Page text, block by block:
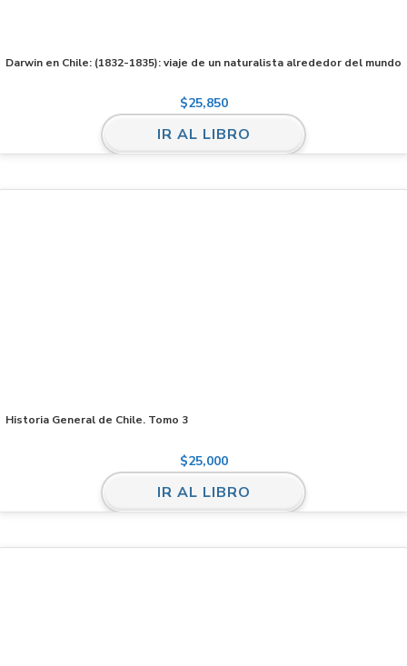
Darwin en Chile: (1832-1835): viaje de un naturalista alrededor del mundo
$25,850
IR AL LIBRO
Historia General de Chile. Tomo 3
$25,000
IR AL LIBRO